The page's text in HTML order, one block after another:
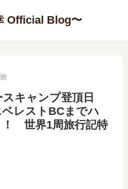
Official Blog〜
キャンプ登頂日
レストBCまでハ
！ 世界1周旅行記特